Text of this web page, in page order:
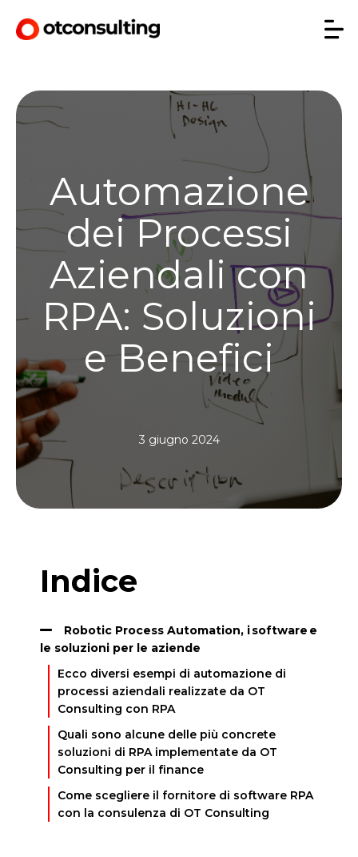
Automazione
dei Processi
Aziendali con
RPA: Soluzioni
e Benefici
3 giugno 2024
Indice
Robotic Process Automation, i software e
le soluzioni per le aziende
Ecco diversi esempi di automazione di
processi aziendali realizzate da OT
Consulting con RPA
Quali sono alcune delle più concrete
soluzioni di RPA implementate da OT
Consulting per il finance
Come scegliere il fornitore di software RPA
con la consulenza di OT Consulting